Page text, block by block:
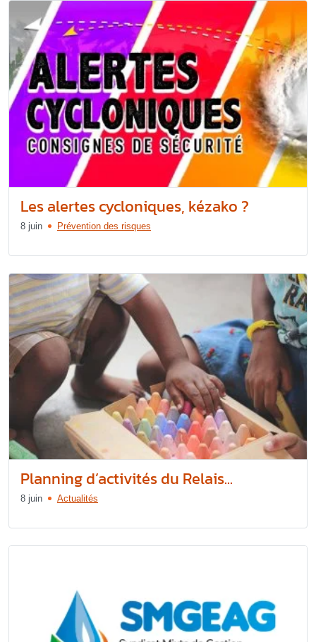
Les alertes cycloniques, kézako ?
8 juin Prévention des risques
Planning d’activités du Relais...
8 juin Actualités